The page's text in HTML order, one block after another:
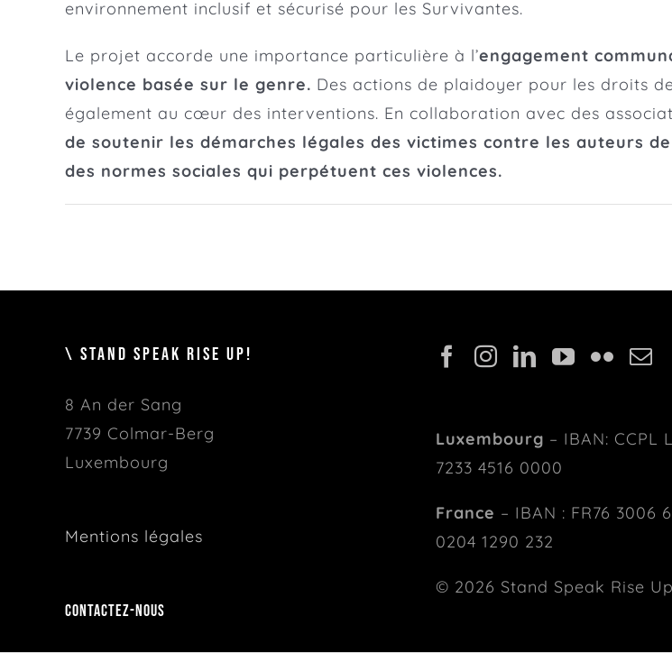
environnement inclusif et sécurisé pour les Survivantes.
Le projet accorde une importance particulière à l’engagement
violence basée sur le genre. Des actions de plaidoyer pour les droits
également au cœur des interventions. En collaboration avec des
de soutenir les démarches légales des victimes contre les auteurs
des normes sociales qui perpétuent ces violences.
\ STAND SPEAK RISE UP!
8 An der Sang
7739 Colmar-Berg
Luxembourg
Mentions légales
Contactez-nous
Luxembourg – IBAN: CCPL
7233 4516 0000
France – IBAN : FR76 3006
0204 1290 232
© 2026 Stand Speak Rise